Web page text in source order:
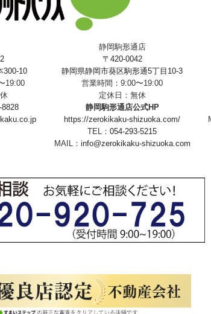
300-10
19:00
8828
静岡駒形通店
〒420-0042
静岡県静岡市葵区駒形通5丁目10-3
営業時間：9:00〜19:00
定休日：無休
静岡駒形通店公式HP
https://zerokikaku-shizuoka.com/
TEL： 054-293-5215
MAIL： info@zerokikaku-shizuoka.com